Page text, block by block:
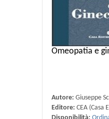
Omeopatia e
Autore: Giuseppe
Editore: CEA (Casa